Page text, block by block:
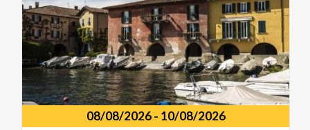
08/08/2026- 10/08/2026